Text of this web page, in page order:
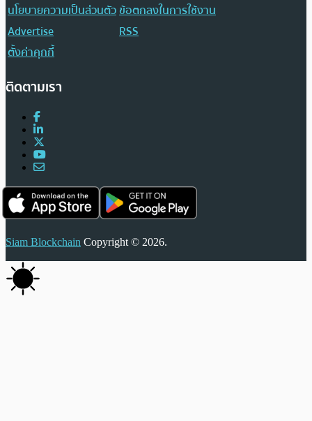
นโยบายความเป็นส่วนตัวข้อตกลงในการใช้งาน
Advertise
RSS
ตั้งค่าคุกกี้
ติดตามเรา
Siam Blockchain Copyright © 2026.